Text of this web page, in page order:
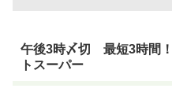
午後3時〆切 最短3時間
トスーパー